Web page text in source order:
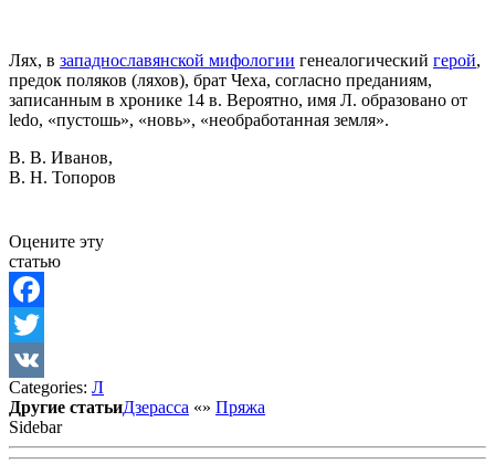
Лях, в западнославянской мифологии генеалогический герой,
предок поляков (ляхов), брат Чеха, согласно преданиям,
записанным в хронике 14 в. Вероятно, имя Л. образовано от
ledo, «пустошь», «новь», «необработанная земля».
В. В. Иванов,
В. Н. Топоров
Оцените эту
статью
Facebook
Twitter
VK
Categories: Л
Другие статьиДзерасса «» Пряжа
Sidebar